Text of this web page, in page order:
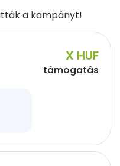
a kampányt!
X HUF
támogatás